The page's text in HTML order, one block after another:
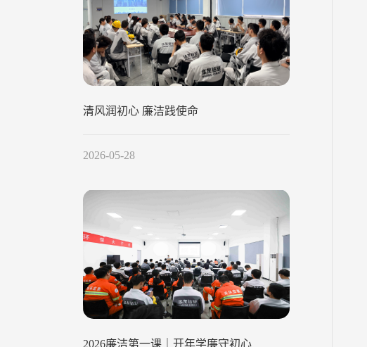
清风润初心 廉洁践使命
2026-05-28
2026廉洁第一课｜开年学廉守初心